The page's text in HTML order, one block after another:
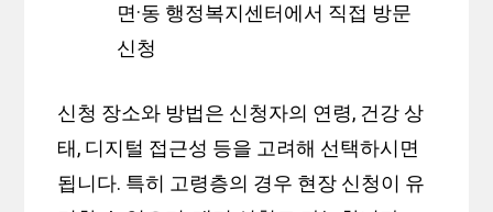
면·동 행정복지센터에서 직접 방문
신청
신청 장소와 방법은 신청자의 연령, 건강 상
태, 디지털 접근성 등을 고려해 선택하시면
됩니다. 특히 고령층의 경우 현장 신청이 유